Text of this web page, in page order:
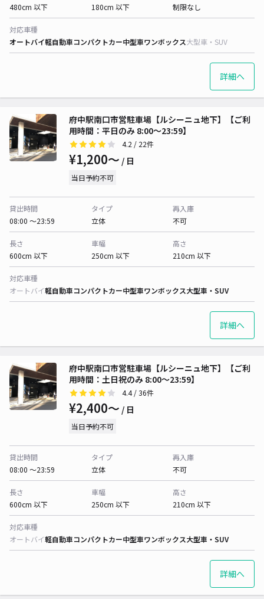
480cm 以下
180cm 以下
制限なし
対応車種
オートバイ軽自動車コンパクトカー中型車ワンボックス大型車・SUV
詳細へ
府中駅南口市営駐車場【ルシーニュ地下】【ご利
用時間：平日のみ 8:00～23:59】
4.2 / 22件
¥1,200〜 / 日
当日予約不可
貸出時間
08:00 〜23:59
タイプ
立体
再入庫
不可
長さ
600cm 以下
車幅
250cm 以下
高さ
210cm 以下
対応車種
オートバイ軽自動車コンパクトカー中型車ワンボックス大型車・SUV
詳細へ
府中駅南口市営駐車場【ルシーニュ地下】【ご利
用時間：土日祝のみ 8:00～23:59】
4.4/ 36件
¥2,400〜 / 日
当日予約不可
貸出時間
08:00 〜23:59
タイプ
立体
再入庫
不可
長さ
600cm 以下
車幅
250cm 以下
高さ
210cm 以下
対応車種
オートバイ軽自動車コンパクトカー中型車ワンボックス大型車・SUV
詳細へ